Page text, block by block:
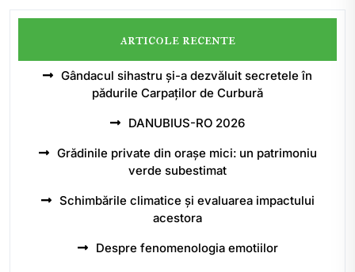
articole recente
Gândacul sihastru și-a dezvăluit secretele în
pădurile Carpaților de Curbură
DANUBIUS-RO 2026
Grădinile private din orașe mici: un patrimoniu
verde subestimat
Schimbările climatice și evaluarea impactului
acestora
Despre fenomenologia emotiilor